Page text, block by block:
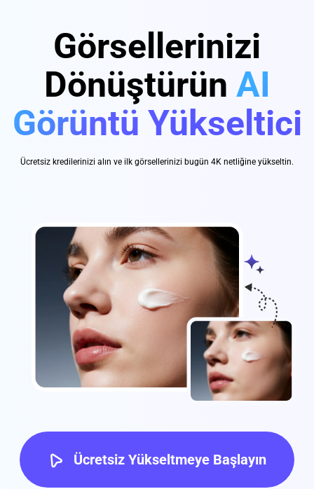
Görsellerinizi
Dönüştürün AI
Görüntü Yükseltici
Ücretsiz kredilerinizi alın ve ilk görsellerinizi bugün 4K netliğine yükseltin.
Ücretsiz Yükseltmeye Başlayın